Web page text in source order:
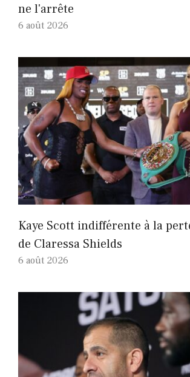
ne l'arrête
6 août 2026
Kaye Scott indifférente à la
de Claressa Shields
6 août 2026